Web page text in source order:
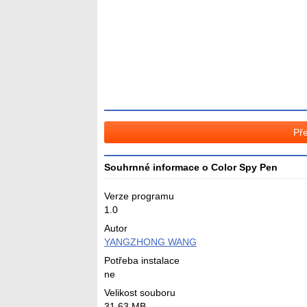
Souhrnné informace o Color Spy Pen
Verze programu
1.0
Autor
YANGZHONG WANG
Potřeba instalace
ne
Velikost souboru